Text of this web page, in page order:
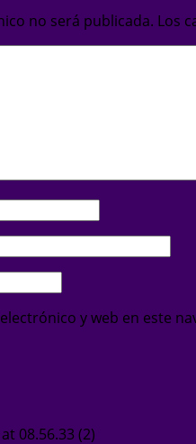
no será publicada. Los
y web en este